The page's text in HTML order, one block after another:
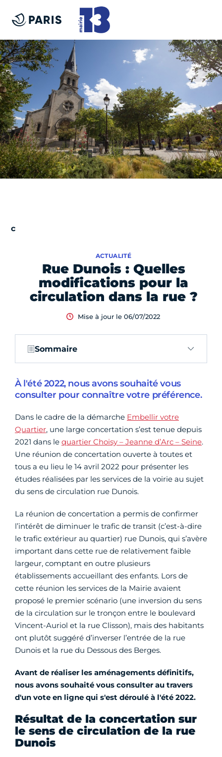
Rue Dunois : Quelles
modifications pour la
circulation dans la rue ?
ACTUALITÉ
Mise à jour le 06/07/2022
Sommaire
À l'été 2022, nous avons souhaité vous
consulter pour connaître votre préférence.
Dans le cadre de la démarche Embellir votre
Quartier, une large concertation s’est tenue depuis
2021 dans le quartier Choisy – Jeanne d’Arc – Seine.
Une réunion de concertation ouverte à toutes et
tous a eu lieu le 14 avril 2022 pour présenter les
études réalisées par les services de la voirie au sujet
du sens de circulation rue Dunois.
La réunion de concertation a permis de confirmer
l’intérêt de diminuer le trafic de transit (c’est-à-dire
le trafic extérieur au quartier) rue Dunois, qui s’avère
important dans cette rue de relativement faible
largeur, comptant en outre plusieurs
établissements accueillant des enfants. Lors de
cette réunion les services de la Mairie avaient
proposé le premier scénario (une inversion du sens
de la circulation sur le tronçon entre le boulevard
Vincent-Auriol et la rue Clisson), mais des habitants
ont plutôt suggéré d’inverser l’entrée de la rue
Dunois et la rue du Dessous des Berges.
Avant de réaliser les aménagements définitifs,
nous avons souhaité vous consulter au travers
d'un vote en ligne qui s'est déroulé à l'été 2022.
Résultat de la concertation sur
le sens de circulation de la rue
Dunois